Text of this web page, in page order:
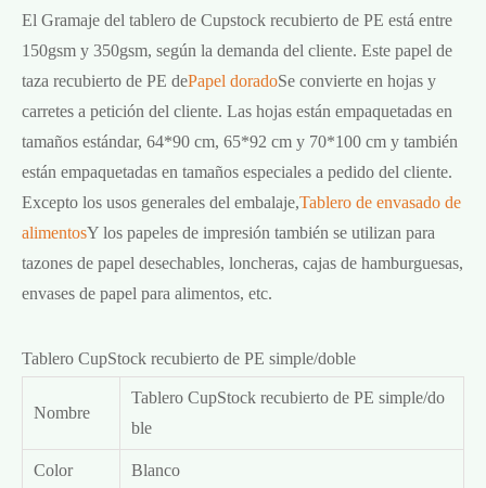
El Gramaje del tablero de Cupstock recubierto de PE está entre
150gsm y 350gsm, según la demanda del cliente. Este papel de
taza recubierto de PE dePapel doradoSe convierte en hojas y
carretes a petición del cliente. Las hojas están empaquetadas en
tamaños estándar, 64*90 cm, 65*92 cm y 70*100 cm y también
están empaquetadas en tamaños especiales a pedido del cliente.
Excepto los usos generales del embalaje,Tablero de envasado de
alimentosY los papeles de impresión también se utilizan para
tazones de papel desechables, loncheras, cajas de hamburguesas,
envases de papel para alimentos, etc.
Tablero CupStock recubierto de PE simple/doble
Nombre
Tablero CupStock recubierto de PE simple/do
ble
Color Blanco